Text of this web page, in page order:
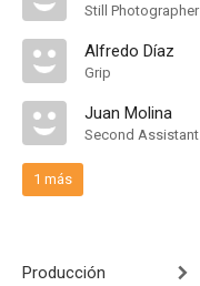
Still Photographer
Alfredo Díaz
Grip
Juan Molina
1 más
Producción